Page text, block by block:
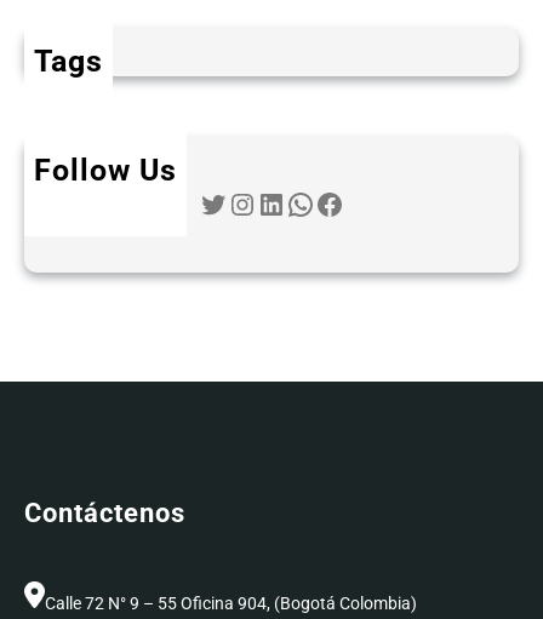
Tags
Follow Us
Twitter Instagram LinkedIn WhatsApp Facebook
Contáctenos
Calle 72 N° 9 – 55 Oficina 904, (Bogotá Colombia)